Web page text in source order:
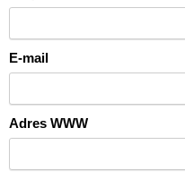
E-mail
Adres WWW